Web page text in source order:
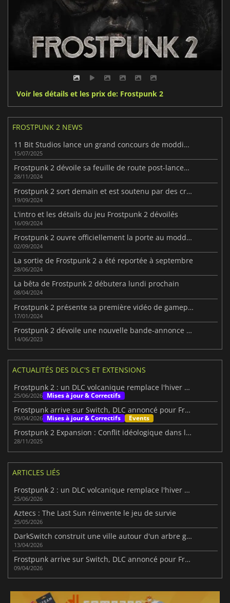
Voir les détails et les prix de: Frostpunk 2
FROSTPUNK 2 NEWS
11 Bit Studios lance un grand concours de modding pour Frostpunk 2
15/07/2025
Frostpunk 2 dévoile sa feuille de route post-lancement
28/11/2024
Frostpunk 2 sort demain et est soutenu par des critiques positives
19/09/2024
L'intro et les détails du jeu Frostpunk 2 dévoilés
16/09/2024
Frostpunk 2 ouvre officiellement la porte au modding
02/09/2024
La sortie de Frostpunk 2 a été reportée à septembre
28/06/2024
La bêta de Frostpunk 2 débutera lundi prochain
08/04/2024
Frostpunk 2 présente sa première vidéo de gameplay
17/01/2024
Frostpunk 2 dévoile une nouvelle bande-annonce et sortira en 2024
14/06/2023
ACTUALITÉS DES DLC'S ET EXTENSIONS
Frostpunk 2 : un DLC volcanique remplace l'hiver glacial
25/06/2026 Mises à jour & Correctifs
Frostpunk arrive sur Switch, DLC annoncé pour Frostpunk 2
09/04/2026 Mises à jour & Correctifs Events
Frostpunk 2 Expansion : Conflit idéologique dans le Frostland
28/11/2025
ARTICLES LIÉS
Frostpunk 2 : un DLC volcanique remplace l'hiver glacial
25/06/2026
Aztecs : The Last Sun réinvente le jeu de survie
25/05/2026
DarkSwitch construit une ville autour d'un arbre géant
13/04/2026
Frostpunk arrive sur Switch, DLC annoncé pour Frostpunk 2
09/04/2026